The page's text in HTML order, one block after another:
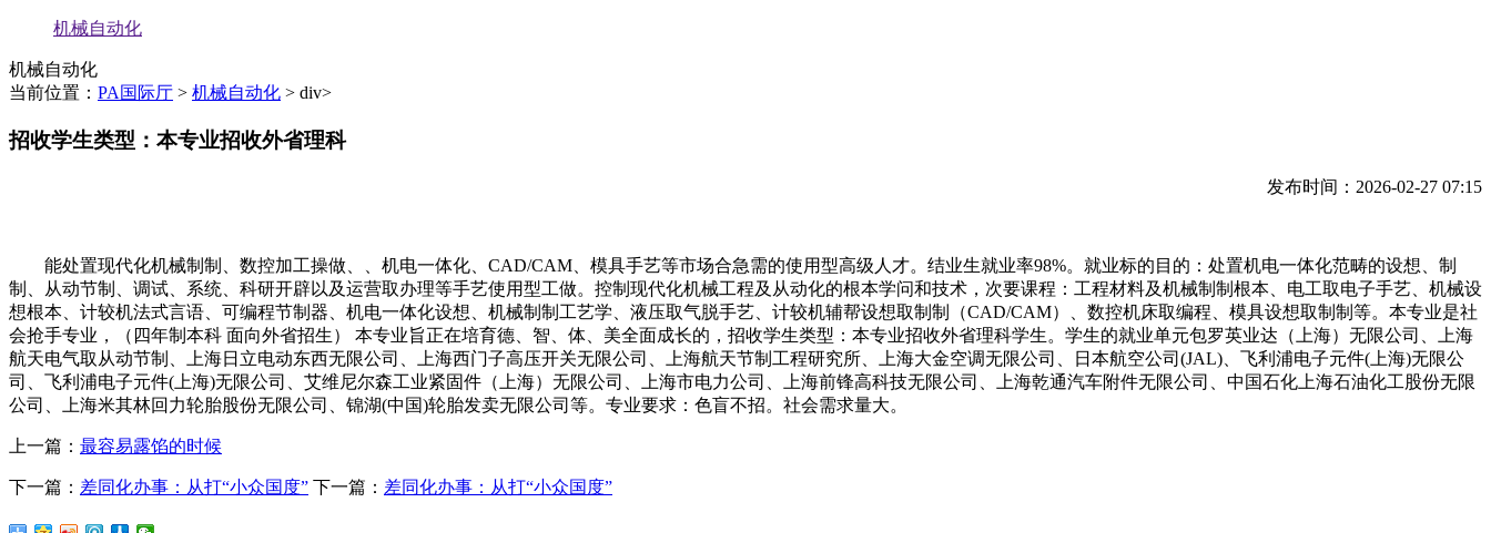
机械自动化
机械自动化
当前位置： PA国际厅 > 机械自动化 > div>
招收学生类型：本专业招收外省理科
发布时间：2026-02-27 07:15
能处置现代化机械制制、数控加工操做、、机电一体化、CAD/CAM、模具手艺等市场合急需的使用型高级人才。结业生就业率98%。就业标的目的：处置机电一体化范畴的设想、制
制、从动节制、调试、系统、科研开辟以及运营取办理等手艺使用型工做。控制现代化机械工程及从动化的根本学问和技术，次要课程：工程材料及机械制制根本、电工取电子手艺、机械设
想根本、计较机法式言语、可编程节制器、机电一体化设想、机械制制工艺学、液压取气脱手艺、计较机辅帮设想取制制（CAD/CAM）、数控机床取编程、模具设想取制制等。本专业是社
会抢手专业，（四年制本科 面向外省招生） 本专业旨正在培育德、智、体、美全面成长的，招收学生类型：本专业招收外省理科学生。学生的就业单元包罗英业达（上海）无限公司、上海
航天电气取从动节制、上海日立电动东西无限公司、上海西门子高压开关无限公司、上海航天节制工程研究所、上海大金空调无限公司、日本航空公司(JAL)、飞利浦电子元件(上海)无限公
司、飞利浦电子元件(上海)无限公司、艾维尼尔森工业紧固件（上海）无限公司、上海市电力公司、上海前锋高科技无限公司、上海乾通汽车附件无限公司、中国石化上海石油化工股份无限
公司、上海米其林回力轮胎股份无限公司、锦湖(中国)轮胎发卖无限公司等。专业要求：色盲不招。社会需求量大。
上一篇： 最容易露馅的时候
下一篇： 差同化办事：从打“小众国度” 下一篇： 差同化办事：从打“小众国度”